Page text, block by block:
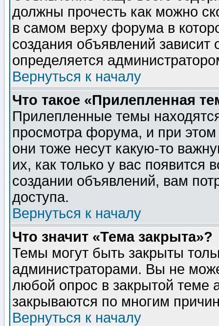
должны прочесть как можно
в самом верху форума в
создания объявлений зависит
определяется
Вернуться к началу
Что такое «Прилепленная
Прилепленные темы
просмотра форума, и при
они тоже несут какую-то
их, как только у вас появится
создании объявлений, вам
доступа.
Вернуться к началу
Что значит «Тема закрыта»?
Темы могут быть закрыты
администраторами. Вы не
любой опрос в закрытой теме
закрываются по многим
Вернуться к началу